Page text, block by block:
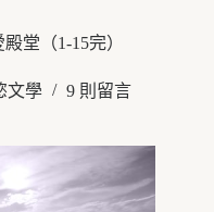
堂（1-15完）
文學 9 則留言